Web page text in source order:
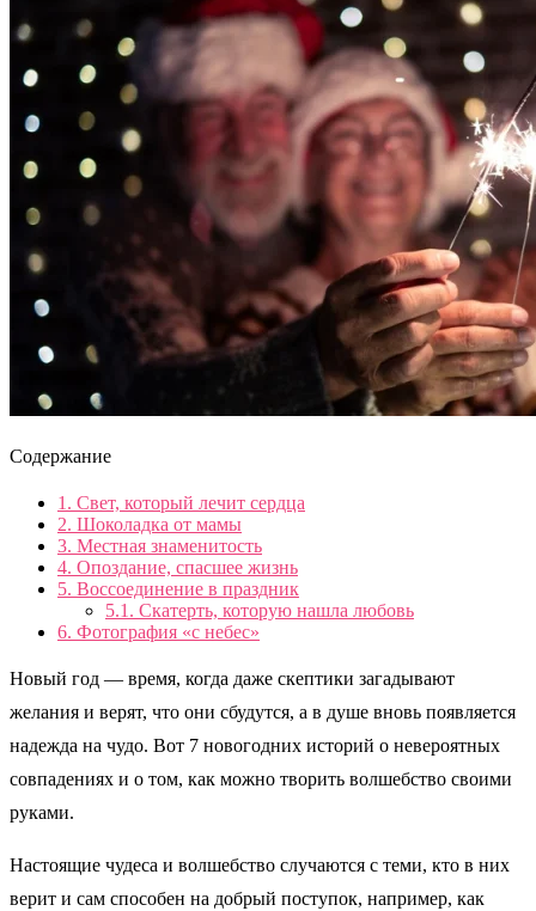
Содержание
1. Свет, который лечит сердца
2. Шоколадка от мамы
3. Местная знаменитость
4. Опоздание, спасшее жизнь
5. Воссоединение в праздник
5.1. Скатерть, которую нашла любовь
6. Фотография «с небес»
Новый год — время, когда даже скептики загадывают
желания и верят, что они сбудутся, а в душе вновь появляется
надежда на чудо. Вот 7 новогодних историй о невероятных
совпадениях и о том, как можно творить волшебство своими
руками.
Настоящие чудеса и волшебство случаются с теми, кто в них
верит и сам способен на добрый поступок, например, как